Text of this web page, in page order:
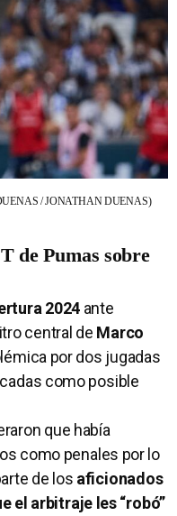
/ JONATHAN DUENAS)
de Pumas sobre
2024 ante
central de Marco
por dos jugadas
como posible
que había
como penales por lo
de los aficionados
el arbitraje les “robó”